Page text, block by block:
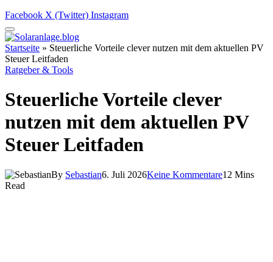
Facebook X (Twitter) Instagram
Startseite » Steuerliche Vorteile clever nutzen mit dem aktuellen PV
Steuer Leitfaden
Ratgeber & Tools
Steuerliche Vorteile clever
nutzen mit dem aktuellen PV
Steuer Leitfaden
By Sebastian6. Juli 2026Keine Kommentare12 Mins
Read